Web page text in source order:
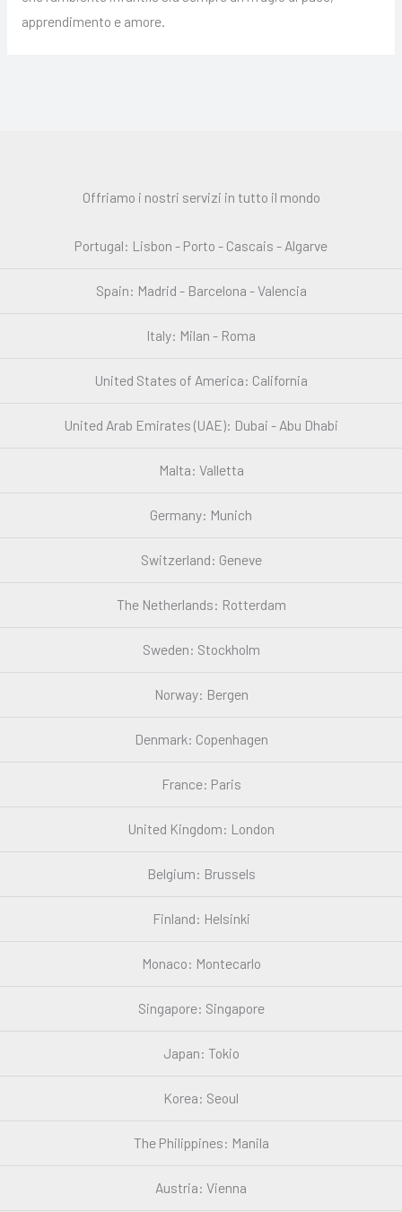
apprendimento e amore.
Offriamo i nostri servizi in tutto il mondo
Portugal: Lisbon - Porto - Cascais - Algarve
Spain: Madrid - Barcelona - Valencia
Italy: Milan - Roma
United States of America: California
United Arab Emirates (UAE): Dubai - Abu Dhabi
Malta: Valletta
Germany: Munich
Switzerland: Geneve
The Netherlands: Rotterdam
Sweden: Stockholm
Norway: Bergen
Denmark: Copenhagen
France: Paris
United Kingdom: London
Belgium: Brussels
Finland: Helsinki
Monaco: Montecarlo
Singapore: Singapore
Japan: Tokio
Korea: Seoul
The Philippines: Manila
Austria: Vienna